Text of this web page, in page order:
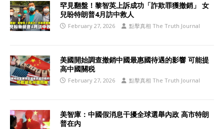
罕見翻盤！黎智英上訴成功「詐欺罪獲撤銷」 女
兒盼特朗普4月訪中救人
February 27, 2026 點擊真相 The Truth Journal
美國開始調查撤銷中國最惠國待遇的影響 可能提
高中國關税
February 27, 2026 點擊真相 The Truth Journal
美智庫：中國假消息干擾全球選舉內政 高市特朗
普在內